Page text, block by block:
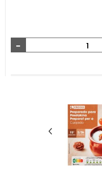
-